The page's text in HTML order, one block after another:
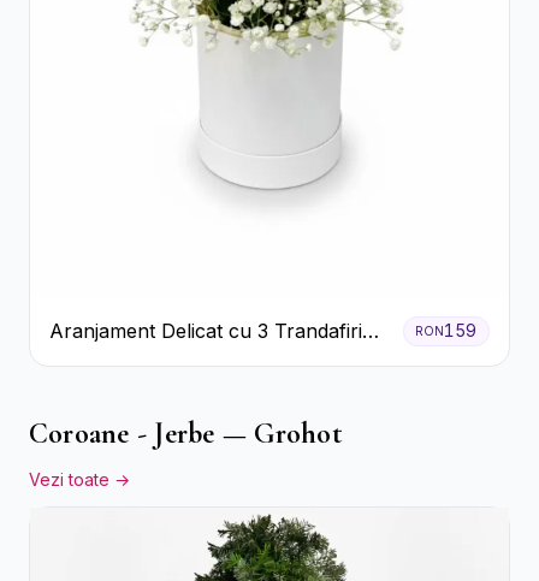
Aranjament Delicat cu 3 Trandafiri
Roz în Cutie Albă
RON159
Coroane - Jerbe — Grohot
Vezi toate →